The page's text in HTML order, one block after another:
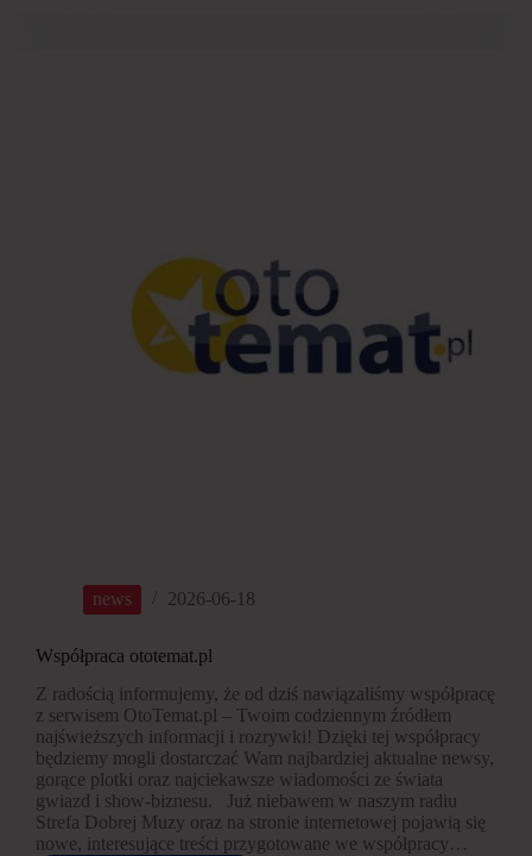
news 2026-06-18
Współpraca ototemat.pl
Z radością informujemy, że od dziś nawiązaliśmy współpracę
z serwisem OtoTemat.pl – Twoim codziennym źródłem
najświeższych informacji i rozrywki! Dzięki tej współpracy
będziemy mogli dostarczać Wam najbardziej aktualne newsy,
gorące plotki oraz najciekawsze wiadomości ze świata
gwiazd i show-biznesu. Już niebawem w naszym radiu
Strefa Dobrej Muzy oraz na stronie internetowej pojawią się
nowe, interesujące treści przygotowane we współpracy…